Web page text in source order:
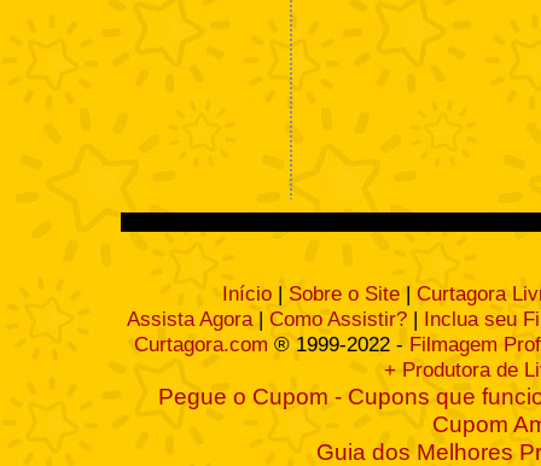
Início | Sobre o Site | Curtagora
Assista Agora| Como Assistir? | Inclua seu
Curtagora.com ® 1999-2022 - Filmagem
+ Produtora de
Pegue o Cupom - Cupons que
Cupom
Guia dos Melhores